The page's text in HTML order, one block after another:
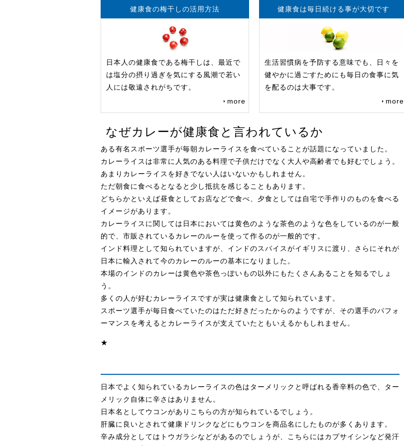
健康食の梅干しの活用方法
日本人の健康食である梅干しは、最近で
は塩分の摂り過ぎを気にする風潮で若い
人には敬遠されがちです。
more
健康食は毎日続ける事が大切です
生活習慣病を予防する意味でも、日々を
健やかに過ごすためにも毎日の食事に気
を配るのは大事です。
more
なぜカレーが健康食と言われているか
ある有名スポーツ選手が毎朝カレーライスを食べていることが話題になっていました。
カレーライスは非常に人気のある料理で子供だけでなく大人や高齢者でも好むでしょう。
あまりカレーライスを好きでない人はいないかもしれません。
ただ朝食に食べるとなると少し抵抗を感じることもあります。
どちらかといえば昼食としてお店などで食べ、夕食としては自宅で手作りのものを食べる
イメージがあります。
カレーライスに関しては日本においては黄色のような茶色のような色をしているのが一般
的で、市販されているカレーのルーを使って作るのが一般的です。
インド料理として知られていますが、インドのスパイスがイギリスに渡り、さらにそれが
日本に輸入されて今のカレーのルーの基本になりました。
本場のインドのカレーは黄色や茶色っぽいもの以外にもたくさんあることを知るでしょ
う。
多くの人が好むカレーライスですが実は健康食として知られています。
スポーツ選手が毎日食べていたのはただ好きだったからのようですが、その選手のパフォ
ーマンスを考えるとカレーライスが支えていたともいえるかもしれません。
★
日本でよく知られているカレーライスの色はターメリックと呼ばれる香辛料の色で、ター
メリック自体に辛さはありません。
日本名としてウコンがありこちらの方が知られているでしょう。
肝臓に良いとされて健康ドリンクなどにもウコンを商品名にしたものが多くあります。
辛み成分としてはトウガラシなどがあるのでしょうが、こちらにはカプサイシンなど発汗